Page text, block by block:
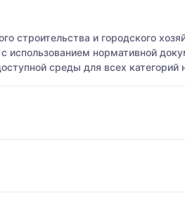
строительства и городского
использованием нормативной
среды для всех категорий